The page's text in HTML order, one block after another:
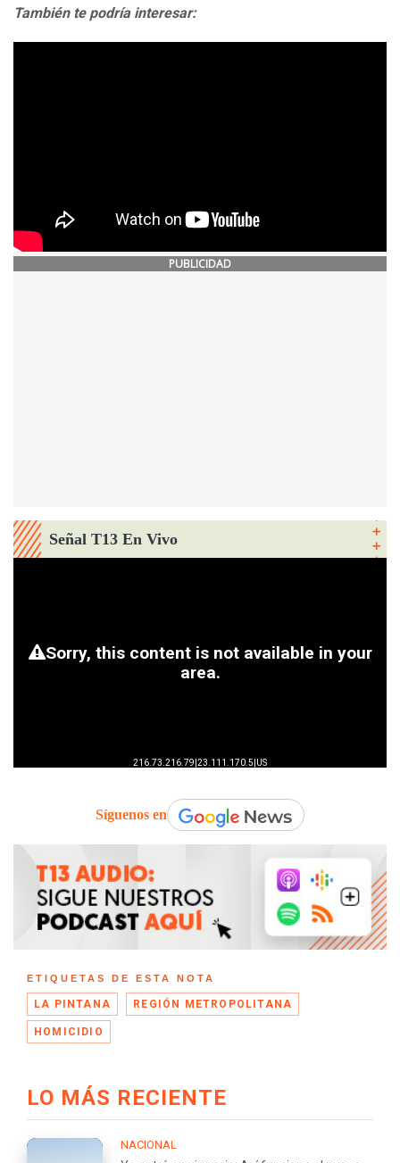
También te podría interesar:
PUBLICIDAD
Señal T13 En Vivo
Síguenos en
ETIQUETAS DE ESTA NOTA
LA PINTANA REGIÓN METROPOLITANA
HOMICIDIO
LO MÁS RECIENTE
NACIONAL